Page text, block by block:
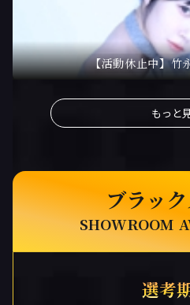
【活動休止中】竹
もっと
ブラッ
SHOWROOM
選考